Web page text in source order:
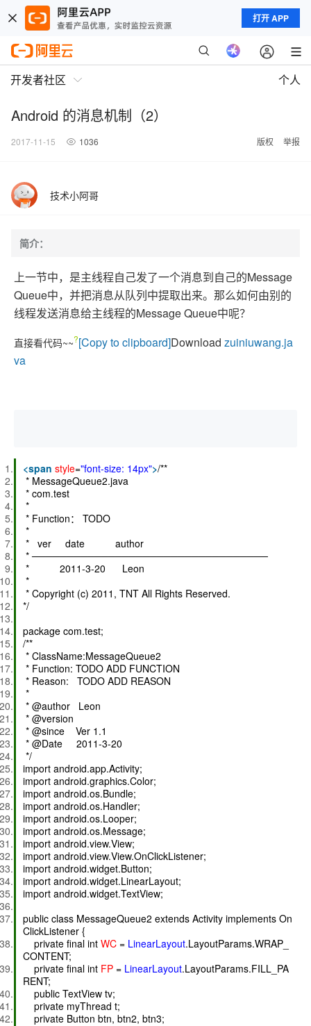
打开 APP
开发者社区 个人
Android 的消息机制（2）
2017-11-15 1036 版权 举报
技术小阿哥
简介：
上一节中，是主线程自己发了一个消息到自己的Message
Queue中，并把消息从队列中提取出来。那么如何由别的
线程发送消息给主线程的Message Queue中呢？
直接看代码~~?[Copy to clipboard]Download zuiniuwang.ja
va
<span style="font-size: 14px">/**
* MessageQueue2.java
* com.test
*
* Function： TODO
*
* ver date author
* ──────────────────────────────────
* 2011-3-20 Leon
*
* Copyright (c) 2011, TNT All Rights Reserved.
*/
package com.test;
/**
* ClassName:MessageQueue2
* Function: TODO ADD FUNCTION
* Reason: TODO ADD REASON
*
* @author Leon
* @version
* @since Ver 1.1
* @Date 2011-3-20
*/
import android.app.Activity;
import android.graphics.Color;
import android.os.Bundle;
import android.os.Handler;
import android.os.Looper;
import android.os.Message;
import android.view.View;
import android.view.View.OnClickListener;
import android.widget.Button;
import android.widget.LinearLayout;
import android.widget.TextView;
public class MessageQueue2 extends Activity implements On
ClickListener {
private final int WC = LinearLayout.LayoutParams.WRAP_
CONTENT;
private final int FP = LinearLayout.LayoutParams.FILL_PA
RENT;
public TextView tv;
private myThread t;
private Button btn, btn2, btn3;